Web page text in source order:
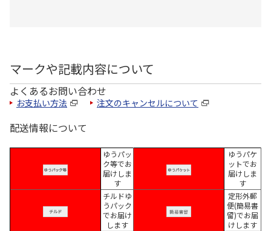
マークや記載内容について
よくあるお問い合わせ
お支払い方法 注文のキャンセルについて
配送情報について
ゆうパッ
ク等でお
届けしま
す
ゆうパケ
ットでお
届けしま
す
チルドゆ
うパック
でお届け
します
定形外郵
便(簡易書
留)でお届
けします